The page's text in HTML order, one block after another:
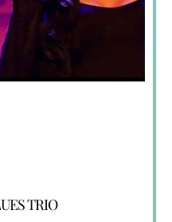
TRIO